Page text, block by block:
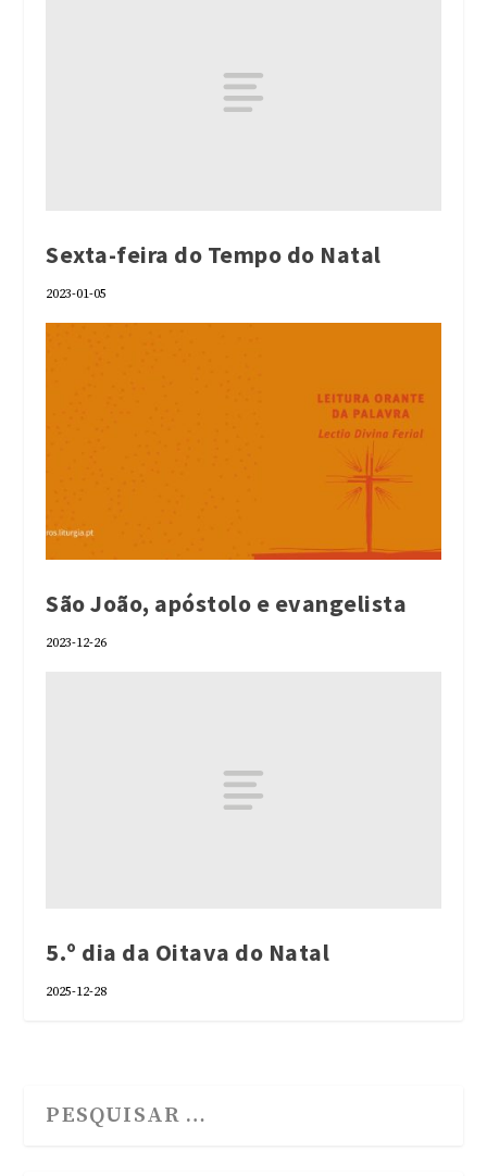
Sexta-feira do Tempo do Natal
2023-01-05
São João, apóstolo e evangelista
2023-12-26
5.º dia da Oitava do Natal
2025-12-28